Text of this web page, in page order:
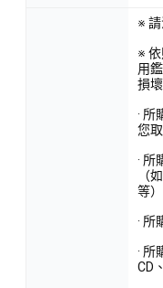
※ 請
※
用
損
· 所
您
· 所
（
等）
· 所
· 所
CD